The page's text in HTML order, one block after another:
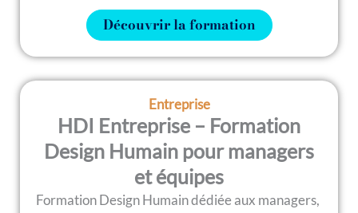
Découvrir la formation
Entreprise
HDI Entreprise – Formation
Design Humain pour managers
et équipes
Formation Design Humain dédiée aux managers,